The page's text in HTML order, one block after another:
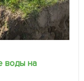
воды на